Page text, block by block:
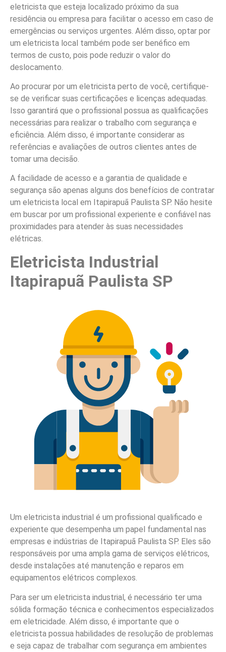
eletricista que esteja localizado próximo da sua
residência ou empresa para facilitar o acesso em caso de
emergências ou serviços urgentes. Além disso, optar por
um eletricista local também pode ser benéfico em
termos de custo, pois pode reduzir o valor do
deslocamento.
Ao procurar por um eletricista perto de você, certifique-
se de verificar suas certificações e licenças adequadas.
Isso garantirá que o profissional possua as qualificações
necessárias para realizar o trabalho com segurança e
eficiência. Além disso, é importante considerar as
referências e avaliações de outros clientes antes de
tomar uma decisão.
A facilidade de acesso e a garantia de qualidade e
segurança são apenas alguns dos benefícios de contratar
um eletricista local em Itapirapuã Paulista SP. Não hesite
em buscar por um profissional experiente e confiável nas
proximidades para atender às suas necessidades
elétricas.
Eletricista Industrial
Itapirapuã Paulista SP
Um eletricista industrial é um profissional qualificado e
experiente que desempenha um papel fundamental nas
empresas e indústrias de Itapirapuã Paulista SP. Eles são
responsáveis por uma ampla gama de serviços elétricos,
desde instalações até manutenção e reparos em
equipamentos elétricos complexos.
Para ser um eletricista industrial, é necessário ter uma
sólida formação técnica e conhecimentos especializados
em eletricidade. Além disso, é importante que o
eletricista possua habilidades de resolução de problemas
e seja capaz de trabalhar com segurança em ambientes